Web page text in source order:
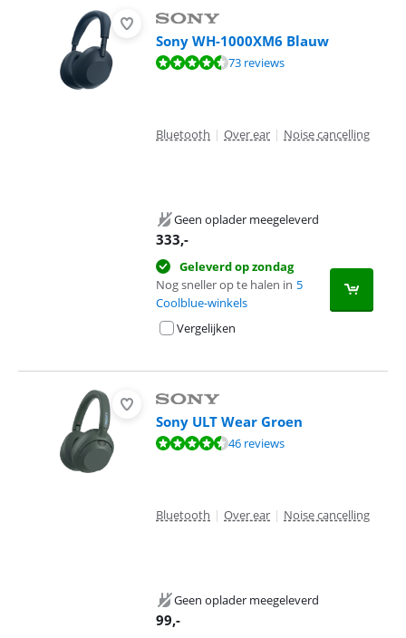
Sony WH-1000XM6 Blauw
Beoordeling is 8,6 van de 10, gebaseerd op 73 reviews.
73 reviews
Bluetooth | Over ear | Noise cancelling
Geen oplader meegeleverd
333,-
Geleverd op zondag
Nog sneller op te halen in 5
Coolblue-winkels
Vergelijken
Sony ULT Wear Groen
Beoordeling is 8,8 van de 10, gebaseerd op 46 reviews.
46 reviews
Bluetooth | Over ear | Noise cancelling
Geen oplader meegeleverd
99,-